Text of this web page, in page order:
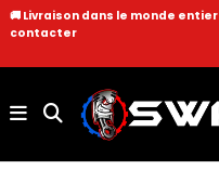
🚚 Livraison dans le monde entier
contacter